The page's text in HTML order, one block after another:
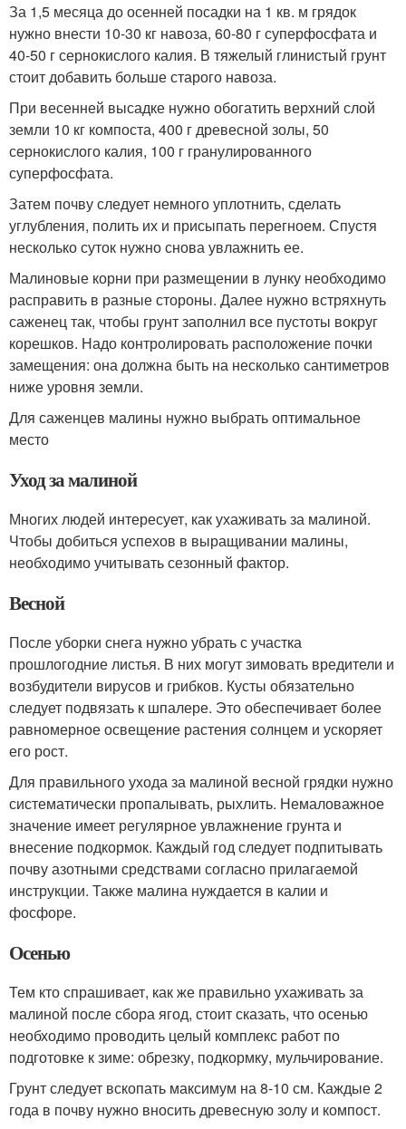
За 1,5 месяца до осенней посадки на 1 кв. м грядок
нужно внести 10-30 кг навоза, 60-80 г суперфосфата и
40-50 г сернокислого калия. В тяжелый глинистый грунт
стоит добавить больше старого навоза.
При весенней высадке нужно обогатить верхний слой
земли 10 кг компоста, 400 г древесной золы, 50
сернокислого калия, 100 г гранулированного
суперфосфата.
Затем почву следует немного уплотнить, сделать
углубления, полить их и присыпать перегноем. Спустя
несколько суток нужно снова увлажнить ее.
Малиновые корни при размещении в лунку необходимо
расправить в разные стороны. Далее нужно встряхнуть
саженец так, чтобы грунт заполнил все пустоты вокруг
корешков. Надо контролировать расположение почки
замещения: она должна быть на несколько сантиметров
ниже уровня земли.
Для саженцев малины нужно выбрать оптимальное
место
Уход за малиной
Многих людей интересует, как ухаживать за малиной.
Чтобы добиться успехов в выращивании малины,
необходимо учитывать сезонный фактор.
Весной
После уборки снега нужно убрать с участка
прошлогодние листья. В них могут зимовать вредители и
возбудители вирусов и грибков. Кусты обязательно
следует подвязать к шпалере. Это обеспечивает более
равномерное освещение растения солнцем и ускоряет
его рост.
Для правильного ухода за малиной весной грядки нужно
систематически пропалывать, рыхлить. Немаловажное
значение имеет регулярное увлажнение грунта и
внесение подкормок. Каждый год следует подпитывать
почву азотными средствами согласно прилагаемой
инструкции. Также малина нуждается в калии и
фосфоре.
Осенью
Тем кто спрашивает, как же правильно ухаживать за
малиной после сбора ягод, стоит сказать, что осенью
необходимо проводить целый комплекс работ по
подготовке к зиме: обрезку, подкормку, мульчирование.
Грунт следует вскопать максимум на 8-10 см. Каждые 2
года в почву нужно вносить древесную золу и компост.